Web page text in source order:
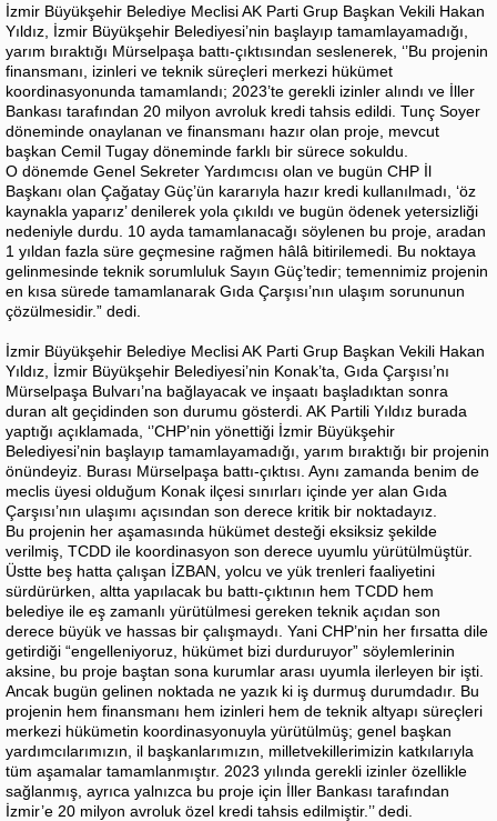
İzmir Büyükşehir Belediye Meclisi AK Parti Grup Başkan Vekili Hakan
Yıldız, İzmir Büyükşehir Belediyesi’nin başlayıp tamamlayamadığı,
yarım bıraktığı Mürselpaşa battı-çıktısından seslenerek, ‘’Bu projenin
finansmanı, izinleri ve teknik süreçleri merkezi hükümet
koordinasyonunda tamamlandı; 2023’te gerekli izinler alındı ve İller
Bankası tarafından 20 milyon avroluk kredi tahsis edildi. Tunç Soyer
döneminde onaylanan ve finansmanı hazır olan proje, mevcut
başkan Cemil Tugay döneminde farklı bir sürece sokuldu.
O dönemde Genel Sekreter Yardımcısı olan ve bugün CHP İl
Başkanı olan Çağatay Güç’ün kararıyla hazır kredi kullanılmadı, ‘öz
kaynakla yaparız’ denilerek yola çıkıldı ve bugün ödenek yetersizliği
nedeniyle durdu. 10 ayda tamamlanacağı söylenen bu proje, aradan
1 yıldan fazla süre geçmesine rağmen hâlâ bitirilemedi. Bu noktaya
gelinmesinde teknik sorumluluk Sayın Güç’tedir; temennimiz projenin
en kısa sürede tamamlanarak Gıda Çarşısı’nın ulaşım sorununun
çözülmesidir.” dedi.
İzmir Büyükşehir Belediye Meclisi AK Parti Grup Başkan Vekili Hakan
Yıldız, İzmir Büyükşehir Belediyesi’nin Konak’ta, Gıda Çarşısı’nı
Mürselpaşa Bulvarı’na bağlayacak ve inşaatı başladıktan sonra
duran alt geçidinden son durumu gösterdi. AK Partili Yıldız burada
yaptığı açıklamada, ‘’CHP’nin yönettiği İzmir Büyükşehir
Belediyesi’nin başlayıp tamamlayamadığı, yarım bıraktığı bir projenin
önündeyiz. Burası Mürselpaşa battı-çıktısı. Aynı zamanda benim de
meclis üyesi olduğum Konak ilçesi sınırları içinde yer alan Gıda
Çarşısı’nın ulaşımı açısından son derece kritik bir noktadayız.
Bu projenin her aşamasında hükümet desteği eksiksiz şekilde
verilmiş, TCDD ile koordinasyon son derece uyumlu yürütülmüştür.
Üstte beş hatta çalışan İZBAN, yolcu ve yük trenleri faaliyetini
sürdürürken, altta yapılacak bu battı-çıktının hem TCDD hem
belediye ile eş zamanlı yürütülmesi gereken teknik açıdan son
derece büyük ve hassas bir çalışmaydı. Yani CHP’nin her fırsatta dile
getirdiği “engelleniyoruz, hükümet bizi durduruyor” söylemlerinin
aksine, bu proje baştan sona kurumlar arası uyumla ilerleyen bir işti.
Ancak bugün gelinen noktada ne yazık ki iş durmuş durumdadır. Bu
projenin hem finansmanı hem izinleri hem de teknik altyapı süreçleri
merkezi hükümetin koordinasyonuyla yürütülmüş; genel başkan
yardımcılarımızın, il başkanlarımızın, milletvekillerimizin katkılarıyla
tüm aşamalar tamamlanmıştır. 2023 yılında gerekli izinler özellikle
sağlanmış, ayrıca yalnızca bu proje için İller Bankası tarafından
İzmir’e 20 milyon avroluk özel kredi tahsis edilmiştir.’’ dedi.